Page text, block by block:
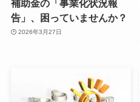
補助金の「事業化状況報
告」、困っていませんか？
2026年3月27日